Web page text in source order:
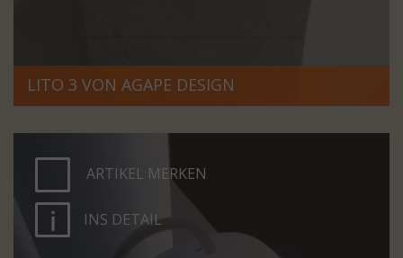
LITO 3 VON AGAPE DESIGN
ARTIKEL MERKEN
INS DETAIL